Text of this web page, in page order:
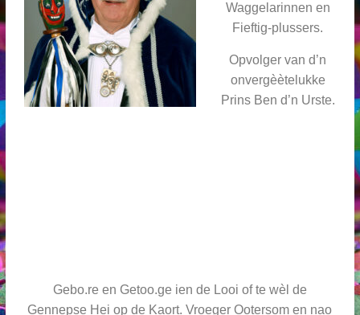
Waggelarinnen en
Fieftig-plussers.
Opvolger van d’n
onvergèètelukke
Prins Ben d’n Urste.
Gebo.re en Getoo.ge ien de Looi of te wèl de
Gennepse Hei op de Kaort. Vroeger Ootersom en nao